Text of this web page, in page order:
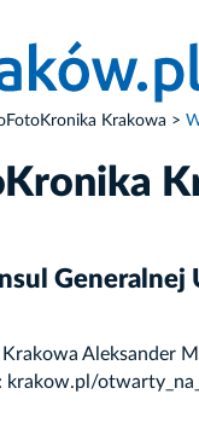
Krakowa
Generalnej
Aleksander
krakow.pl/